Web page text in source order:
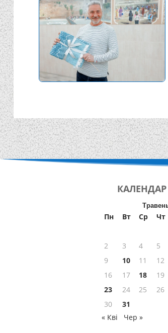
КАЛЕНДАР
Пн Вт Ср Чт
2
3 4 5
9
10 11 12
16
17 18 19
23
24 25 26
30
31
« Кві
Чер »